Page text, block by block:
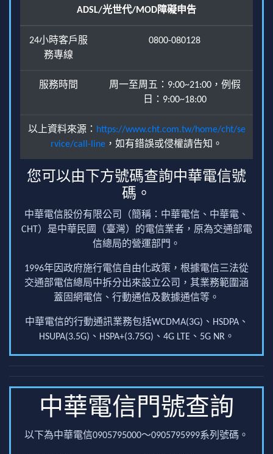
ADSL/光世代/MOD障礙申告
24小時客戶服
務專線
0800-080128
服務時間
周一至周五：9:00~21:00，例假
日：9:00~18:00
以上資料來源： https://www.cht.com.tw/home/cht/se
rvice/call-line ，如有錯誤或侵權請告知。
您可以由下方號碼查詢中華電信號
碼。
中華電信股份有限公司（簡稱：中華電信、中華電、
CHT）是中華民國（臺灣）的電信業者，原為交通部電
信總局的營運部門。
1996年因政府施行電信自由化政策，根據電信三法從
交通部電信總局中拆分出來設立公司，其業務範圍涵
蓋固網電信、行動通信及數據通信等。
中華電信的行動通訊業務包括WCDMA(3G)、HSDPA、
HSUPA(3.5G)、HSPA+(3.75G)、4G LTE、5G NR。
中華電信門號查詢
以下為中華電信0905795000～0905795999系列號碼。